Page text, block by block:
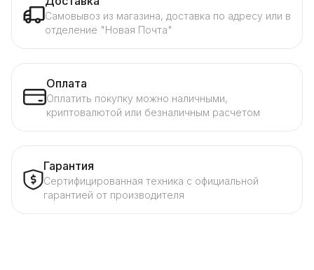
Самовывоз из магазина, доставка по адресу или в
отделение "Новая Почта"
Оплата
Оплатить покупку можно наличными,
криптовалютой или безналичным расчетом
Гарантия
Сертифицированная техника с официальной
гарантией от производителя